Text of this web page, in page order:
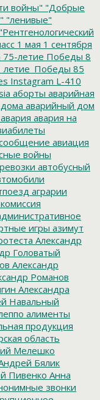
войны" "Добрые
"ленивые"
"Рентгенологический
1 мая 1 сентября
75-летие Победы 8
85
Instagram L-410
аборты аварийная
аварийный дом
авария авария на
авиация
войны
автобусный
аграрии
игры азимут
Александр
Головатый
Александр
Романов
Александра
Навальный
алименты
продукция
область
Мелешко
Бялик
Пивенко Анна
звонки